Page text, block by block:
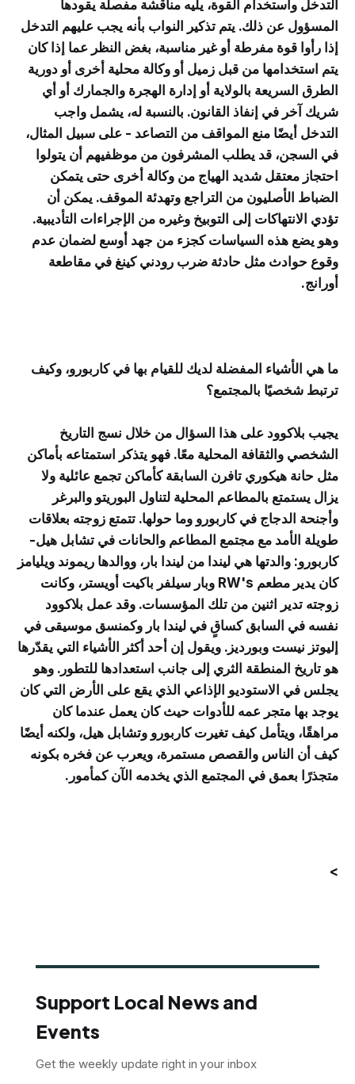
التدخل واستخدام القوة، يليه مناقشة مفصلة يقودها
المسؤول عن ذلك. يتم تذكير النواب بأنه يجب عليهم التدخل
إذا رأوا قوة مفرطة أو غير مناسبة، بغض النظر عما إذا كان
يتم استخدامها من قبل زميل أو وكالة محلية أخرى أو دورية
الطرق السريعة بالولاية أو إدارة الهجرة والجمارك أو أي
شريك آخر في إنفاذ القانون. بالنسبة له، يشمل واجب
التدخل أيضًا منع المواقف من التصاعد - على سبيل المثال،
في السجن، قد يطلب المشرفون من موظفيهم أن يتولوا
احتجاز معتقل شديد الهياج من وكالة أخرى حتى يتمكن
الضباط الأصليون من التراجع وتهدئة الموقف. يمكن أن
تؤدي الانتهاكات إلى التوبيخ وغيره من الإجراءات التأديبية.
وهو يضع هذه السياسات كجزء من جهد أوسع لضمان عدم
وقوع حوادث مثل حادثة ضرب رودني كينغ في مقاطعة
أورانج.
ما هي الأشياء المفضلة لديك للقيام بها في كاربورو، وكيف
ترتبط شخصيًا بالمجتمع؟
يجيب بلاكوود على هذا السؤال من خلال نسج التاريخ
الشخصي والثقافة المحلية معًا. فهو يتذكر استمتاعه بأماكن
مثل حانة هيكوري تافرن السابقة كأماكن تجمع عائلية ولا
يزال يستمتع بالمطاعم المحلية لتناول البوريتو والبرغر
وأجنحة الدجاج في كاربورو وما حولها. تتمتع زوجته بعلاقات
طويلة الأمد مع مجتمع المطاعم والحانات في تشابل هيل-
كاربورو: والدتها هي ليندا من ليندا بار، ووالدها ريموند ويليامز
كان يدير مطعم RW's وبار سيلفر باكيت أويستر، وكانت
زوجته تدير اثنين من تلك المؤسسات. وقد عمل بلاكوود
نفسه في السابق كساقٍ في ليندا بار وكمنسق موسيقى في
إليوتز نيست وبورديز. ويقول إن أحد أكثر الأشياء التي يقدّرها
هو تاريخ المنطقة الثري إلى جانب استعدادها للتطور. وهو
يجلس في الاستوديو الإذاعي الذي يقع على الأرض التي كان
يوجد بها متجر عمه للأدوات حيث كان يعمل عندما كان
مراهقًا، ويتأمل كيف تغيرت كاربورو وتشابل هيل، ولكنه أيضًا
كيف أن الناس والقصص مستمرة، ويعرب عن فخره بكونه
متجذرًا بعمق في المجتمع الذي يخدمه الآن كمأمور.
>
Support Local News and
Events
Get the weekly update right in your inbox